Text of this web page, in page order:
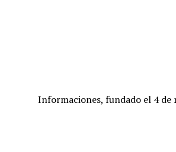
Informaciones, fundado el 4 de